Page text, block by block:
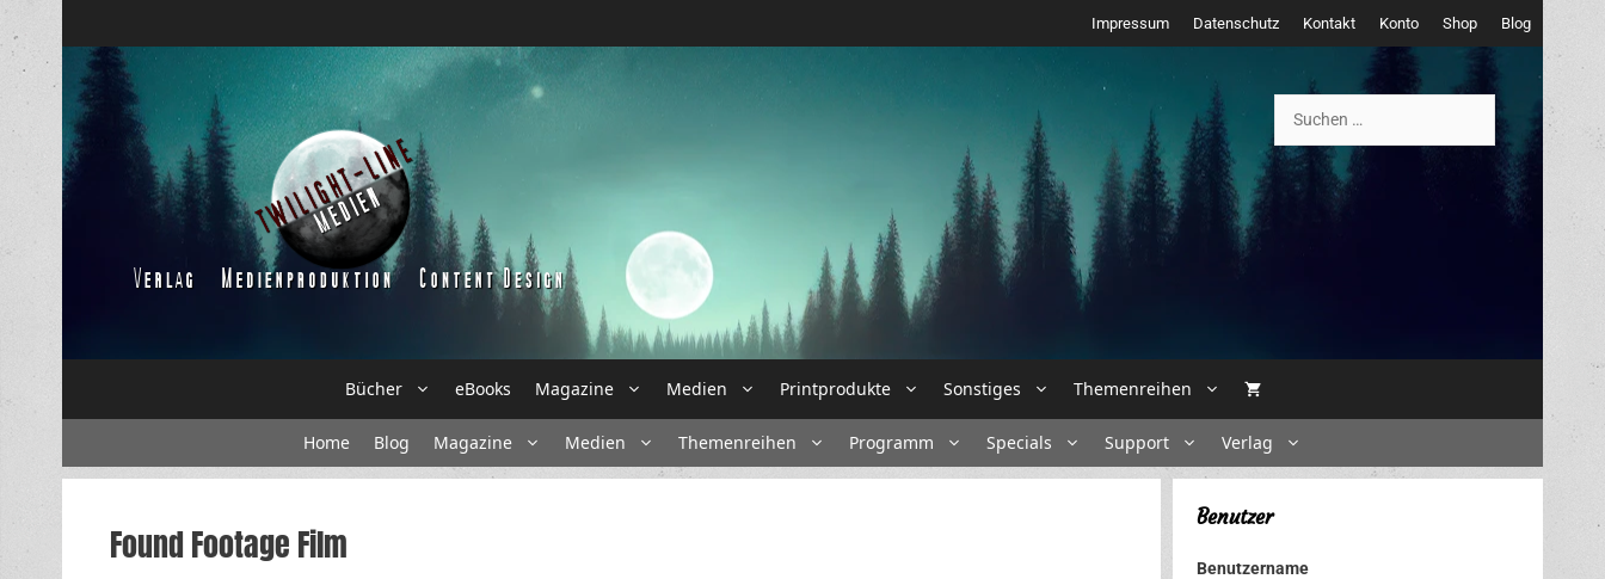
Inhalt
springen
Impressum Datenschutz Kontakt Konto Shop Blog
nach:
Bücher eBooks Magazine Medien Printprodukte Sonstiges Themenreihen
Home Blog Magazine Medien Themenreihen Programm Specials Support Verlag
Found Footage Film
Benutzer
Benutzername